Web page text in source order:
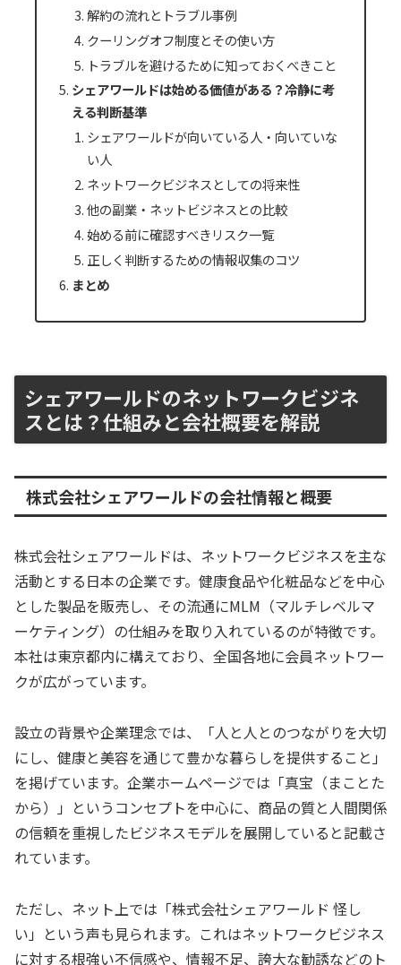
解約の流れとトラブル事例
クーリングオフ制度とその使い方
トラブルを避けるために知っておくべきこと
シェアワールドは始める価値がある？冷静に考
える判断基準
シェアワールドが向いている人・向いていな
い人
ネットワークビジネスとしての将来性
他の副業・ネットビジネスとの比較
始める前に確認すべきリスク一覧
正しく判断するための情報収集のコツ
まとめ
シェアワールドのネットワークビジネ
スとは？仕組みと会社概要を解説
株式会社シェアワールドの会社情報と概要
株式会社シェアワールドは、ネットワークビジネスを主な
活動とする日本の企業です。健康食品や化粧品などを中心
とした製品を販売し、その流通にMLM（マルチレベルマ
ーケティング）の仕組みを取り入れているのが特徴です。
本社は東京都内に構えており、全国各地に会員ネットワー
クが広がっています。
設立の背景や企業理念では、「人と人とのつながりを大切
にし、健康と美容を通じて豊かな暮らしを提供すること」
を掲げています。企業ホームページでは「真宝（まことた
から）」というコンセプトを中心に、商品の質と人間関係
の信頼を重視したビジネスモデルを展開していると記載さ
れています。
ただし、ネット上では「株式会社シェアワールド 怪し
い」という声も見られます。これはネットワークビジネス
に対する根強い不信感や、情報不足、誇大な勧誘などのト